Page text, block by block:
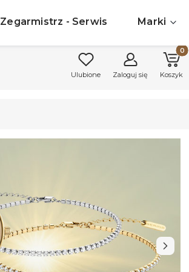
Ulubione Zaloguj się Koszyk
Zegarmistrz - Serwis Marki